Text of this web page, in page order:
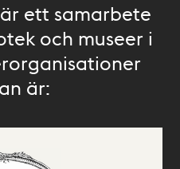
ett samarbete
och museer i
är: